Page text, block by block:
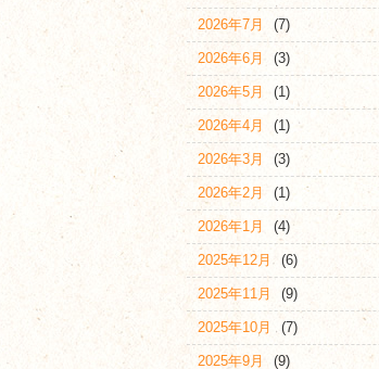
2026年7月 (7)
2026年6月 (3)
2026年5月 (1)
2026年4月 (1)
2026年3月 (3)
2026年2月 (1)
2026年1月 (4)
2025年12月 (6)
2025年11月 (9)
2025年10月 (7)
2025年9月 (9)